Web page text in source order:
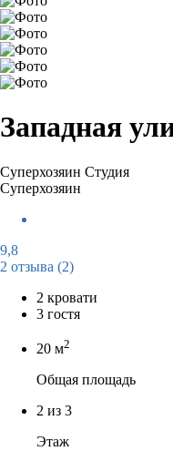
Западная
Суперхозяин Студия
Суперхозяин
9,8
2 отзыва (2)
2 кровати
3 гостя
20 м2
Общая площадь
2 из 3
Этаж